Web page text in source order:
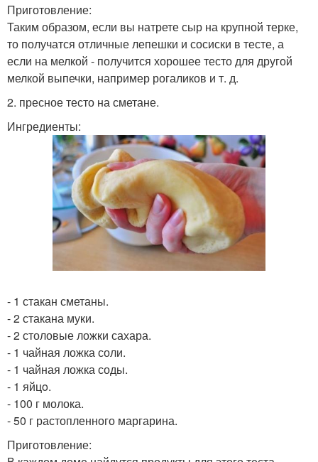
Приготовление:
Таким образом, если вы натрете сыр на крупной терке,
то получатся отличные лепешки и сосиски в тесте, а
если на мелкой - получится хорошее тесто для другой
мелкой выпечки, например рогаликов и т. д.
2. пресное тесто на сметане.
Ингредиенты:
- 1 стакан сметаны.
- 2 стакана муки.
- 2 столовые ложки сахара.
- 1 чайная ложка соли.
- 1 чайная ложка соды.
- 1 яйцo.
- 100 г молока.
- 50 г растопленного маргарина.
Приготовление: